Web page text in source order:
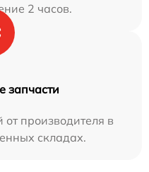
2 часов.
запчасти
от производителя в
складах.